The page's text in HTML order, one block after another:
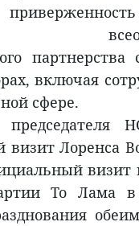
включая
сфере.
Лоренса
визит
То Лама